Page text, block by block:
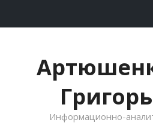
Информационно-